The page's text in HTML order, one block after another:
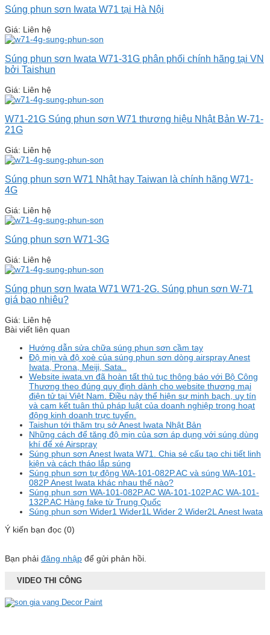
Súng phun sơn Iwata W71 tại Hà Nội
Giá: Liên hệ
Súng phun sơn Iwata W71-31G phân phối chính hãng tại VN
bởi Taishun
Giá: Liên hệ
W71-21G Súng phun sơn W71 thương hiệu Nhật Bản W-71-
21G
Giá: Liên hệ
Súng phun sơn W71 Nhật hay Taiwan là chính hãng W71-
4G
Giá: Liên hệ
Súng phun sơn W71-3G
Giá: Liên hệ
Súng phun sơn Iwata W71 W71-2G. Súng phun sơn W-71
giá bao nhiêu?
Giá: Liên hệ
Bài viết liên quan
Hướng dẫn sửa chữa súng phun sơn cầm tay
Độ mịn và độ xoè của súng phun sơn dòng airspray Anest
Iwata, Prona, Meiji, Sata..
Website iwata.vn đã hoàn tất thủ tục thông báo với Bộ Công
Thương theo đúng quy định dành cho website thương mại
điện tử tại Việt Nam. Điều này thể hiện sự minh bạch, uy tín
và cam kết tuân thủ pháp luật của doanh nghiệp trong hoạt
động kinh doanh trực tuyến.
Taishun tới thăm trụ sở Anest Iwata Nhật Bản
Những cách để tăng độ mịn của sơn áp dụng với súng dùng
khí để xé Airspray
Súng phun sơn Anest Iwata W71. Chia sẻ cấu tạo chi tiết linh
kiện và cách tháo lắp súng
Súng phun sơn tự động WA-101-082P.AC và súng WA-101-
082P Anest Iwata khác nhau thế nào?
Súng phun sơn WA-101-082P.AC WA-101-102P.AC WA-101-
132P.AC Hàng fake từ Trung Quốc
Súng phun sơn Wider1 Wider1L Wider 2 Wider2L Anest Iwata
Ý kiến bạn đọc (0)
Bạn phải đăng nhập để gửi phản hồi.
VIDEO THI CÔNG